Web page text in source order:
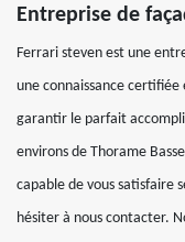
Entreprise de
Ferrari steven est une
une connaissance
garantir le parfait
environs de Thorame
capable de vous satisfaire
hésiter à nous contacter.